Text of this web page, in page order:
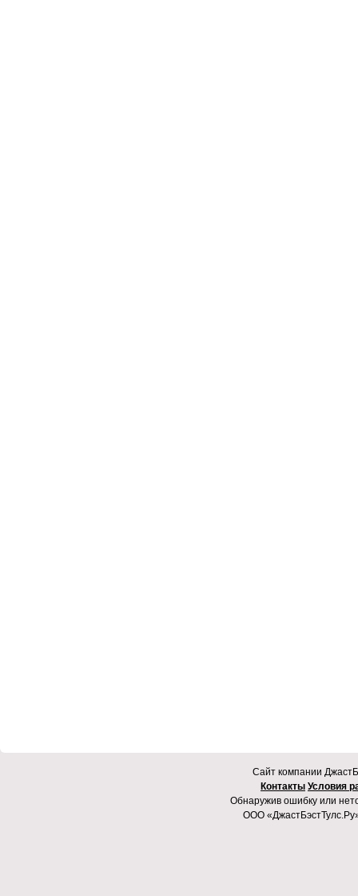
Cайт компании
Контакты Условия
Обнаружив ошибку или
ООО